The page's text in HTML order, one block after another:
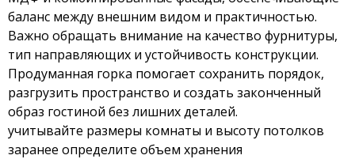
баланс между внешним видом и практичностью.
Важно обращать внимание на качество фурнитуры,
тип направляющих и устойчивость конструкции.
Продуманная горка помогает сохранить порядок,
разгрузить пространство и создать законченный
образ гостиной без лишних деталей.
учитывайте размеры комнаты и высоту потолков
заранее определите объем хранения